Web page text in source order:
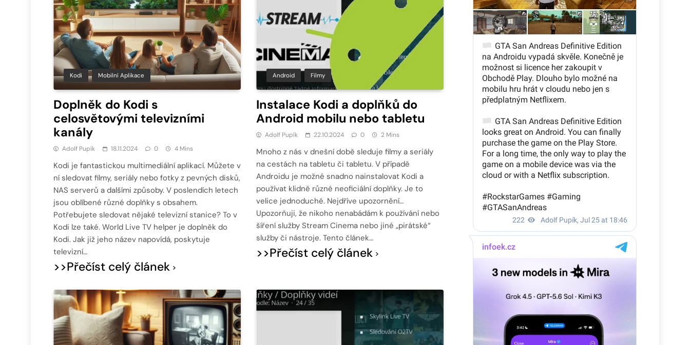
Kodi Mobilní Aplikace
Doplněk do Kodi s
celosvětovými televizními
kanály
Adolf Pupík 18.11.2024 0 4 Mins
Kodi je fantastickou multimediální aplikací. Můžete v
ní sledovat filmy, seriály nebo fotky z pevných disků,
NAS serverů a dalšími způsoby. V poslendích letech
jsou oblíbené různé doplňky s obsahem.
Potřebujete sledovat nějaké televizní stanice? To v
Kodi lze také. World Live TV helper je doplněk do
Kodi. Jak již jeho název napovídá, poskytuje
televizní…
>>Přečíst celý článek
Android Filmy
Instalace Kodi a doplňků do
Android mobilu nebo tabletu
Adolf Pupík 22.10.2024 0 2 Mins
Mnoho z nás v dnešní době sleduje filmy a seriály
na cestách na tabletu či tabletu. V případě
Androidu je možné snadno nainstalovat Kodi a
používat klidně různé neoficiální doplňky. Je to
velice jednoduché. Nejdříve upozornění…
Upozorňuji, že nikoho nenabádám k používání nebo
šíření služby Stream Cinema nebo jiné „pirátské“
služby či nástroje. Tento článek…
>>Přečíst celý článek